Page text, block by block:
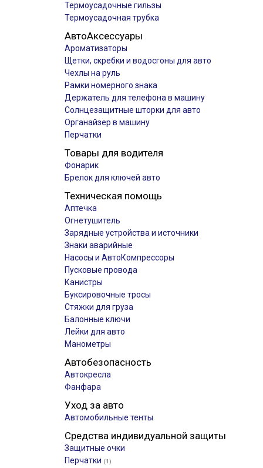
Термоусадочные гильзы
Термоусадочная трубка
АвтоАксессуары
Ароматизаторы
Щетки, скребки и водосгоны для авто
Чехлы на руль
Рамки номерного знака
Держатель для телефона в машину
Солнцезащитные шторки для авто
Органайзер в машину
Перчатки
Товары для водителя
Фонарик
Брелок для ключей авто
Техническая помощь
Аптечка
Огнетушитель
Зарядные устройства и источники
Знаки аварийные
Насосы и АвтоКомпрессоры
Пусковые провода
Канистры
Буксировочные тросы
Стяжки для груза
Балонные ключи
Лейки для авто
Манометры
Автобезопасность
Автокресла
Фанфара
Уход за авто
Автомобильные тенты
Средства индивидуальной защиты
Защитные очки
Перчатки (1)